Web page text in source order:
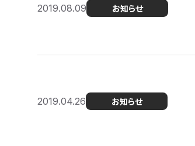
2019.08.09 お知らせ
2019.04.26 お知らせ